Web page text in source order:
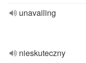
unavailing
nieskuteczny